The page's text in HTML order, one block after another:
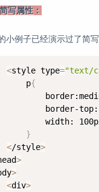
写属性：
例子已经演示过了简写
<style type="text/
p
{
border-
width:
}
</style>
>
>
<div>